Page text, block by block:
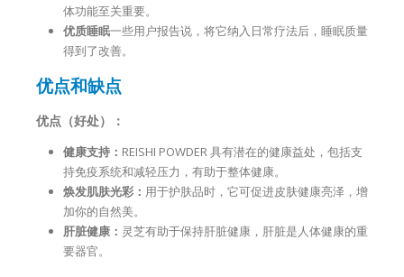
体功能至关重要。
优质睡眠一些用户报告说，将它纳入日常疗法后，睡眠质量
得到了改善。
优点和缺点
优点（好处）：
健康支持： REISHI POWDER 具有潜在的健康益处，包括支
持免疫系统和减轻压力，有助于整体健康。
焕发肌肤光彩： 用于护肤品时，它可促进皮肤健康亮泽，增
加你的自然美。
肝脏健康： 灵芝有助于保持肝脏健康，肝脏是人体健康的重
要器官。